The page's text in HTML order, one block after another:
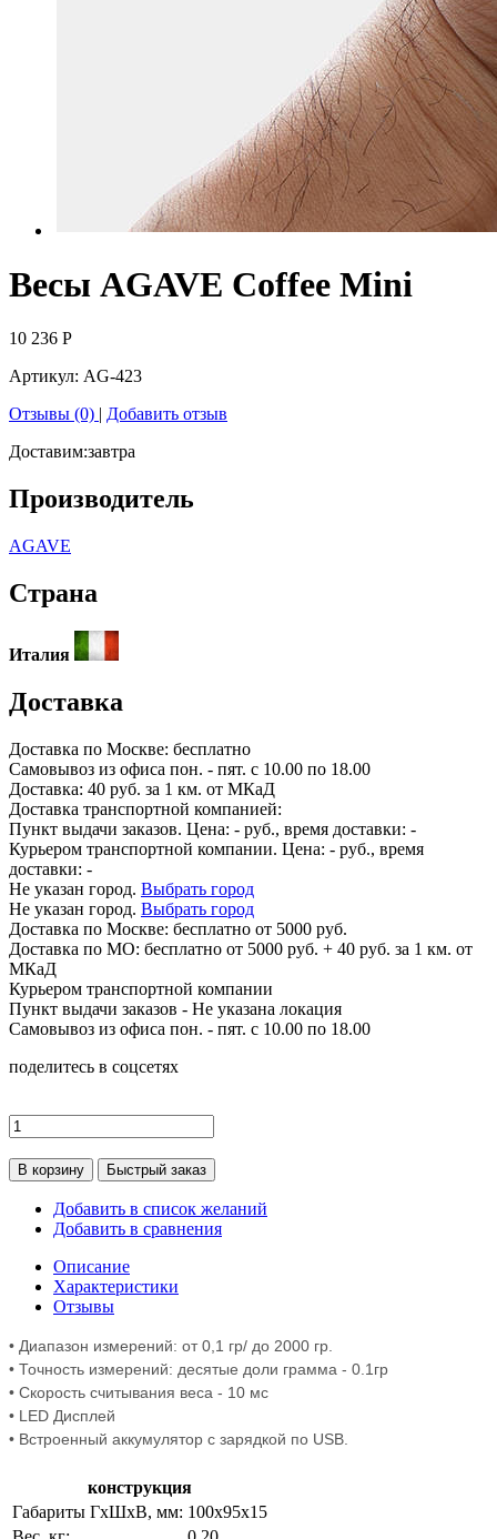
Весы AGAVE Coffee Mini
10 236 Р
Артикул: AG-423
Отзывы (0) | Добавить отзыв
Доставим:завтра
Производитель
AGAVE
Страна
Италия
Доставка
Доставка по Москве: бесплатно
Самовывоз из офиса пон. - пят. с 10.00 по 18.00
Доставка: 40 руб. за 1 км. от МКаД
Доставка транспортной компанией:
Пункт выдачи заказов. Цена: - руб., время доставки: -
Курьером транспортной компании. Цена: - руб., время
доставки: -
Не указан город. Выбрать город
Не указан город. Выбрать город
Доставка по Москве: бесплатно от 5000 руб.
Доставка по МО: бесплатно от 5000 руб. + 40 руб. за 1 км. от
МКаД
Курьером транспортной компании
Пункт выдачи заказов - Не указана локация
Самовывоз из офиса пон. - пят. с 10.00 по 18.00
поделитесь в соцсетях
В корзину Быстрый заказ
Добавить в список желаний
Добавить в сравнения
Описание
Характеристики
Отзывы
• Диапазон измерений: от 0,1 гр/ до 2000 гр.
• Точность измерений: десятые доли грамма - 0.1гр
• Скорость считывания веса - 10 мс
• LED Дисплей
• Встроенный аккумулятор с зарядкой по USB.
конструкция
Габариты ГхШхВ, мм: 100х95х15